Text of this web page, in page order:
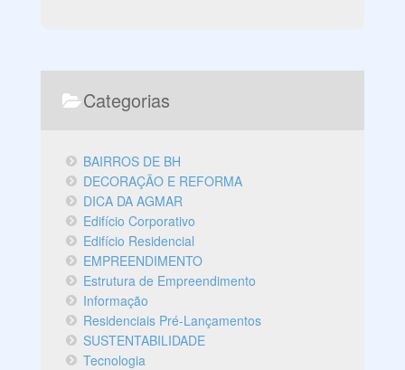
Categorias
BAIRROS DE BH
DECORAÇÃO E REFORMA
DICA DA AGMAR
Edifício Corporativo
Edifício Residencial
EMPREENDIMENTO
Estrutura de Empreendimento
Informação
Residenciais Pré-Lançamentos
SUSTENTABILIDADE
Tecnologia